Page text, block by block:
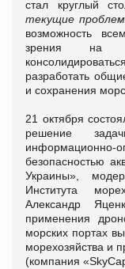
стал круглый
текущие
возможность
зрения на
разработать
и сохранения
21 октября
решение
информационно-
безопасностью
Украины»,
Института
Александр
применения
морских портах
морехозяйства и
(компания